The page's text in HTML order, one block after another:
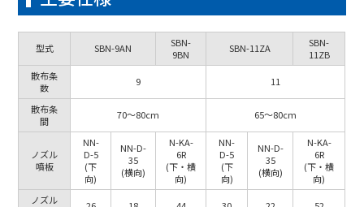
型式 SBN-9AN
SBN-
9BN
SBN-11ZA
SBN-
11ZB
散布条
数
9 11
散布条
間
70～80cm 65～80cm
ノズル
噴板
NN-
D-5
(下
向)
NN-D-
35
(横向)
N-KA-
6R
(下・横
向)
NN-
D-5
(下
向)
NN-D-
35
(横向)
N-KA-
6R
(下・横
向)
ノズル